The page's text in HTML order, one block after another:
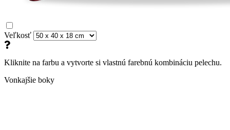
Veľkosť
Kliknite na farbu a vytvorte si vlastnú farebnú kombináciu pelechu.
Vonkajšie boky